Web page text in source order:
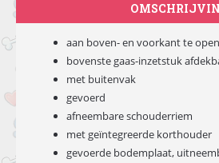
aan boven- en voorkant te
bovenste gaas-inzetstuk
met buitenvak
gevoerd
afneembare schouderriem
met geïntegreerde korthouder
gevoerde bodemplaat,